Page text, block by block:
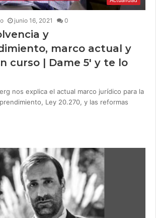
junio 16, 2021 0
y
marco actual y
curso | Dame 5′ y te lo
nos explica el actual marco jurídico para la
Ley 20.270, y las reformas